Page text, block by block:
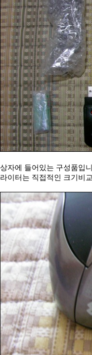
상자에 들어있는 구성품입
라이터는 직접적인 크기비